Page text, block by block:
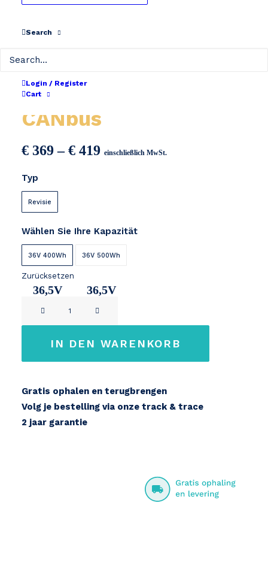
Search
Login / Register
Cart
Giant Energypak 36V
CANbus
€ 369 –€ 419Preisspanne:
einschließlich MwSt.
Typ
Revisie
Wählen Sie Ihre Kapazität
36V 400Wh
36,5V
36V 500Wh
36,5V
Zurücksetzen
CANbus
IN DEN WARENKORB
Gratis ophalen en terugbrengen
Volg je bestelling via onze track & trace
2 jaar garantie